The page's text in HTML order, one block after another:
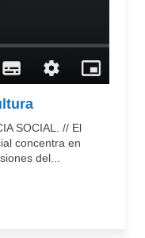
SOCIAL. // El
concentra en
del...